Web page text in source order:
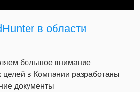
в области
большое внимание
целей в Компании разработаны
документы